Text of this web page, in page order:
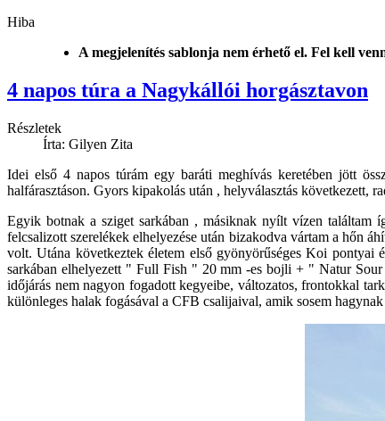
Hiba
A megjelenítés sablonja nem érhető el. Fel kell
4 napos túra a Nagykállói horgásztavon
Részletek
Írta: Gilyen Zita
Idei első 4 napos túrám egy baráti meghívás keretében jött
halfárasztáson. Gyors kipakolás után , helyválasztás következett,
Egyik botnak a sziget sarkában , másiknak nyílt vízen
felcsalizott szerelékek elhelyezése után bizakodva vártam a hőn
volt. Utána következtek életem első gyönyörűséges Koi pontyai
sarkában elhelyezett " Full Fish " 20 mm -es bojli + " Natur
időjárás nem nagyon fogadott kegyeibe, változatos, frontokkal
különleges halak fogásával a CFB csalijaival, amik sosem